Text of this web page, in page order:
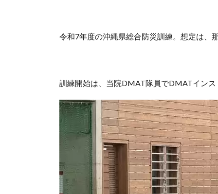
令和7年度の沖縄県総合防災訓練。想定は、
訓練開始は、当院DMAT隊員でDMATイン